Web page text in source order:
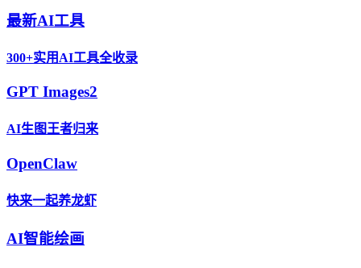
最新AI工具
300+实用AI工具全收录
GPT Images2
AI生图王者归来
OpenClaw
快来一起养龙虾
AI智能绘画